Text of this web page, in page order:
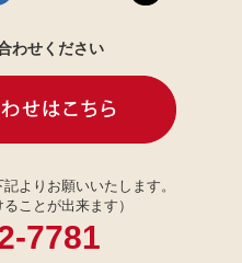
わせください
よりお願いいたします。
ことが出来ます）
7781